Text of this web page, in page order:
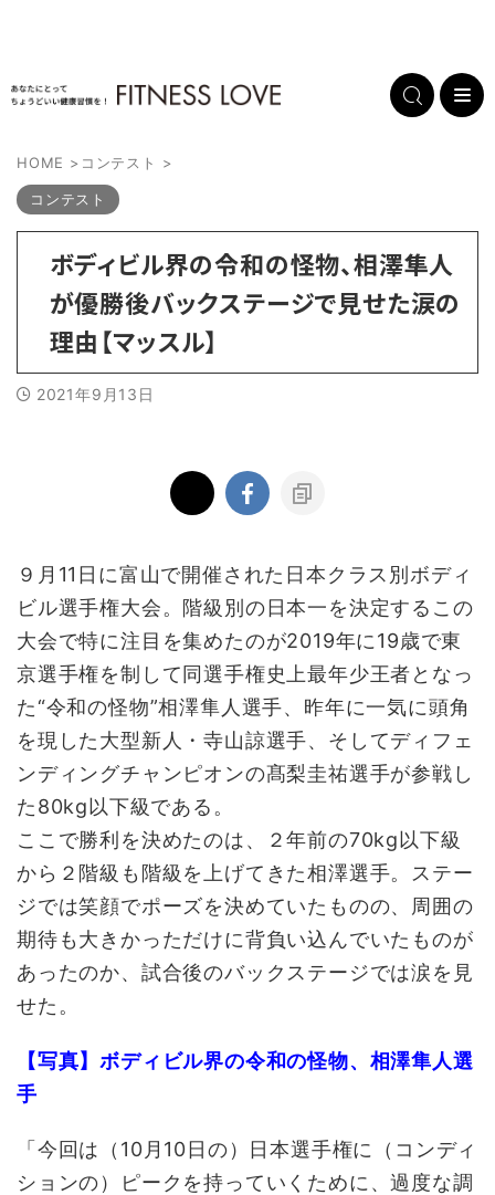
HOME > コンテスト >
コンテスト
ボディビル界の令和の怪物、相澤隼人
が優勝後バックステージで見せた涙の
理由【マッスル】
2021年9月13日
９月11日に富山で開催された日本クラス別ボディ
ビル選手権大会。階級別の日本一を決定するこの
大会で特に注目を集めたのが2019年に19歳で東
京選手権を制して同選手権史上最年少王者となっ
た“令和の怪物”相澤隼人選手、昨年に一気に頭角
を現した大型新人・寺山諒選手、そしてディフェ
ンディングチャンピオンの髙梨圭祐選手が参戦し
た80kg以下級である。
ここで勝利を決めたのは、２年前の70kg以下級
から２階級も階級を上げてきた相澤選手。ステー
ジでは笑顔でポーズを決めていたものの、周囲の
期待も大きかっただけに背負い込んでいたものが
あったのか、試合後のバックステージでは涙を見
せた。
【写真】ボディビル界の令和の怪物、相澤隼人選
手
「今回は（10月10日の）日本選手権に（コンディ
ションの）ピークを持っていくために、過度な調